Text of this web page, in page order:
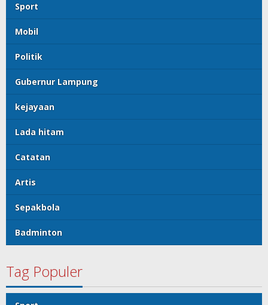
Sport
Mobil
Politik
Gubernur Lampung
kejayaan
Lada hitam
Catatan
Artis
Sepakbola
Badminton
Tag Populer